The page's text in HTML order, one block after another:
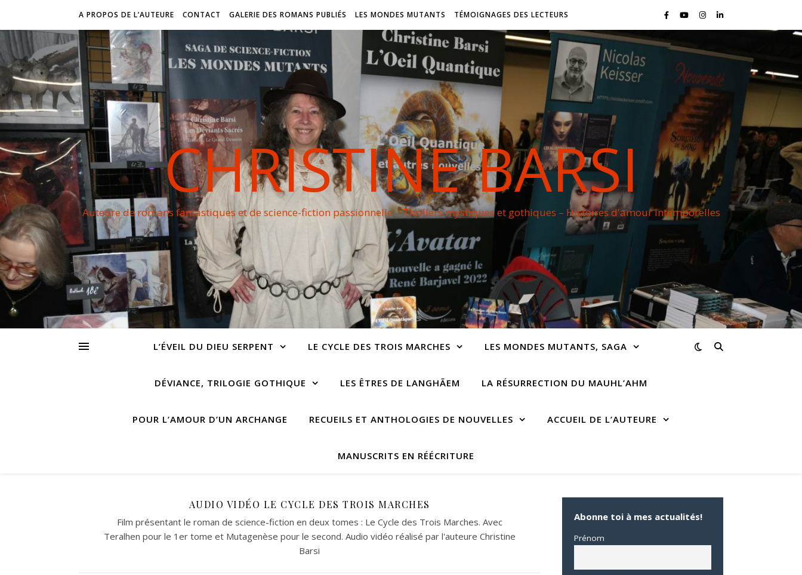
A PROPOS DE L’AUTEURE CONTACT GALERIE DES ROMANS PUBLIÉS LES MONDES MUTANTS TÉMOIGNAGES DES LECTEURS
CHRISTINE BARSI
Auteure de romans fantastiques et de science-fiction passionnelle – Thrillers mystiques et gothiques – Histoires d'amour intemporelles
L’ÉVEIL DU DIEU SERPENT LE CYCLE DES TROIS MARCHES LES MONDES MUTANTS, SAGA
DÉVIANCE, TRILOGIE GOTHIQUE LES ÊTRES DE LANGHÃEM LA RÉSURRECTION DU MAUHL’AHM
POUR L’AMOUR D’UN ARCHANGE RECUEILS ET ANTHOLOGIES DE NOUVELLES ACCUEIL DE L’AUTEURE
MANUSCRITS EN RÉÉCRITURE
AUDIO VIDÉO LE CYCLE DES TROIS MARCHES
Film présentant le roman de science-fiction en deux tomes : Le Cycle des Trois Marches. Avec
Teralhen pour le 1er tome et Mutagenèse pour le second. Audio vidéo réalisé par l'auteure Christine
Barsi
Abonne toi à mes actualités!
Prénom